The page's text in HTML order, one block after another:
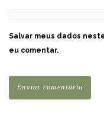
Salvar meus dados
eu comentar.